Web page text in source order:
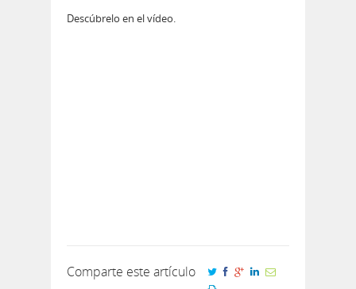
Descúbrelo en el vídeo.
Comparte este artículo